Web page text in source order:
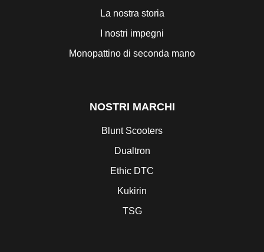
La nostra storia
I nostri impegni
Monopattino di seconda mano
NOSTRI MARCHI
Blunt Scooters
Dualtron
Ethic DTC
Kukirin
TSG